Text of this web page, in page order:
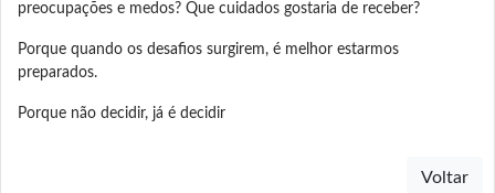
preocupações e medos? Que cuidados gostaria de receber?
Porque quando os desafios surgirem, é melhor estarmos
preparados.
Porque não decidir, já é decidir
Voltar